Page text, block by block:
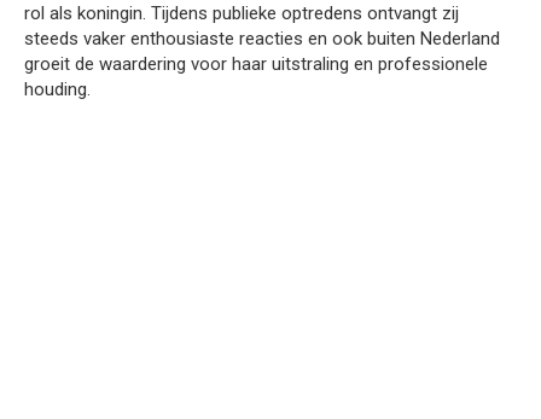
rol als koningin. Tijdens publieke optredens ontvangt zij
steeds vaker enthousiaste reacties en ook buiten Nederland
groeit de waardering voor haar uitstraling en professionele
houding.